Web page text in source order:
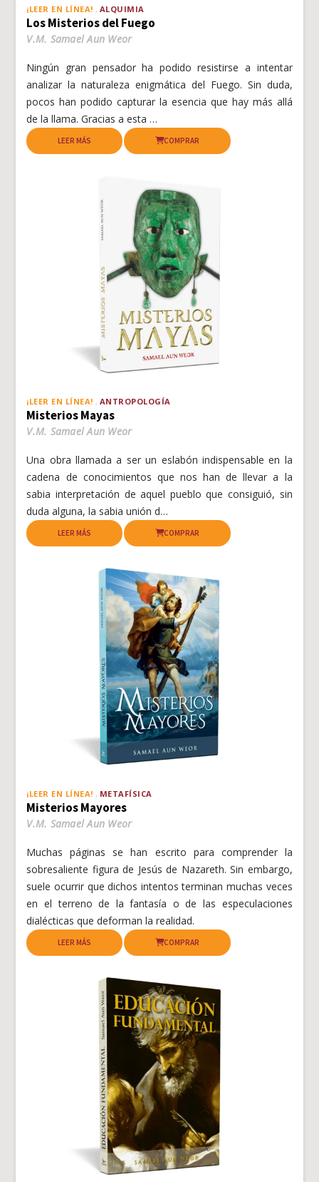
¡LEER EN LÍNEA! ALQUIMIA
Los Misterios del Fuego
V.M. Samael Aun Weor
Ningún gran pensador ha podido resistirse a intentar
analizar la naturaleza enigmática del Fuego. Sin duda,
pocos han podido capturar la esencia que hay más allá
de la llama. Gracias a esta …
LEER MÁS COMPRAR
¡LEER EN LÍNEA! ANTROPOLOGÍA
Misterios Mayas
V.M. Samael Aun Weor
Una obra llamada a ser un eslabón indispensable en la
cadena de conocimientos que nos han de llevar a la
sabia interpretación de aquel pueblo que consiguió, sin
duda alguna, la sabia unión d…
LEER MÁS COMPRAR
¡LEER EN LÍNEA! METAFÍSICA
Misterios Mayores
V.M. Samael Aun Weor
Muchas páginas se han escrito para comprender la
sobresaliente figura de Jesús de Nazareth. Sin embargo,
suele ocurrir que dichos intentos terminan muchas veces
en el terreno de la fantasía o de las especulaciones
dialécticas que deforman la realidad.
LEER MÁS COMPRAR